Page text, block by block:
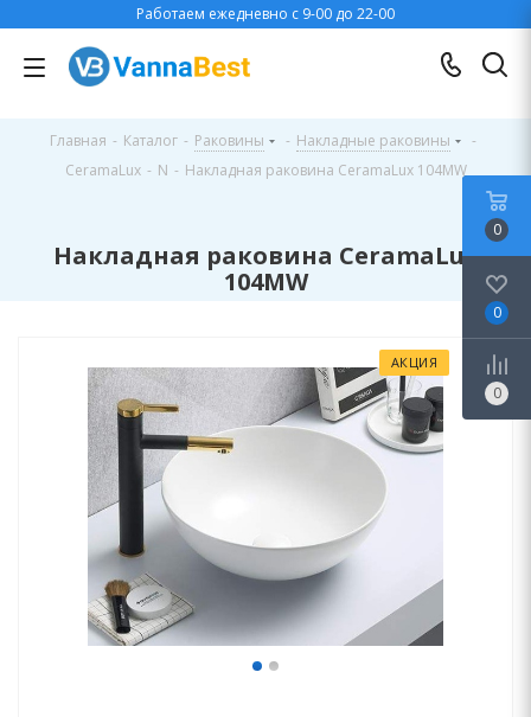
Работаем ежедневно с 9-00 до 22-00
Главная - Каталог - Раковины - Накладные раковины
-
CeramaLux - N - Накладная раковина CeramaLux 104MW
Накладная раковина CeramaLux
104MW
АКЦИЯ
0
0
0